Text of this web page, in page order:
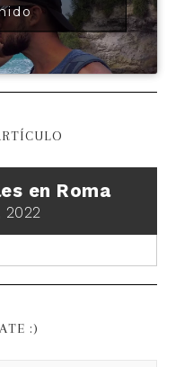
en Roma
2022
:)